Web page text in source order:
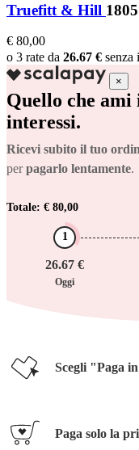
Truefitt & Hill
€ 80,00
o 3 rate da 26.67 € senza
×
Quello che ami
interessi.
Ricevi subito il tuo
perpagarlo lentamente.
Totale: € 80,00
1
26.67 €
Oggi
Scegli "Paga
Paga solo la